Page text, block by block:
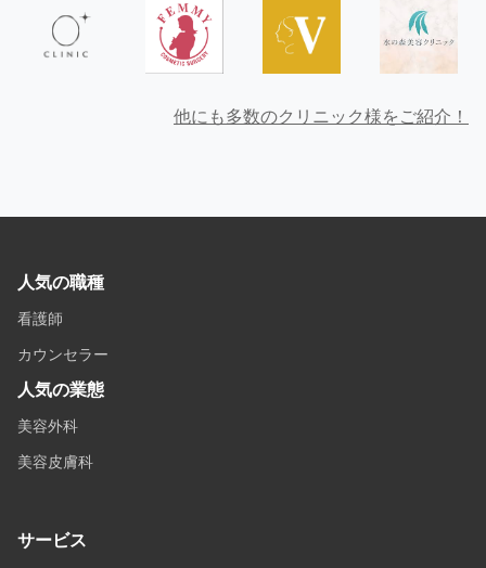
他にも多数のクリニック様をご紹介！
人気の職種
看護師
カウンセラー
人気の業態
美容外科
美容皮膚科
サービス